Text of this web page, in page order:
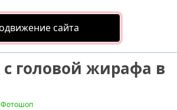
сайта
головой жирафа в
Фотошоп